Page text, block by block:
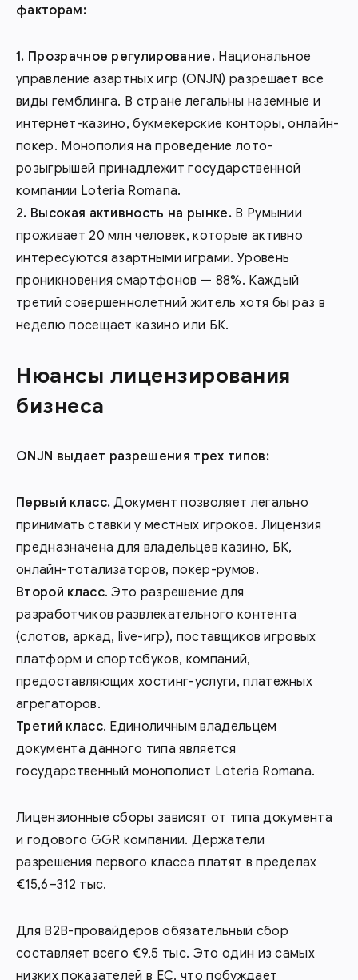
факторам:
Прозрачное регулирование.Национальное
управление азартных игр (ONJN) разрешает все
виды гемблинга. В стране легальны наземные и
интернет-казино, букмекерские конторы, онлайн-
покер. Монополия на проведение лото-
розыгрышей принадлежит государственной
компании Loteria Romana.
Высокая активность на рынке.В Румынии
проживает 20 млн человек, которые активно
интересуются азартными играми. Уровень
проникновения смартфонов — 88%. Каждый
третий совершеннолетний житель хотя бы раз в
неделю посещает казино или БК.
Нюансы лицензирования
бизнеса
ONJN выдает разрешения трех типов:
Первый класс. Документ позволяет легально
принимать ставки у местных игроков. Лицензия
предназначена для владельцев казино, БК,
онлайн-тотализаторов, покер-румов.
Второй класс. Это разрешение для
разработчиков развлекательного контента
(слотов, аркад, live-игр), поставщиков игровых
платформ и спортсбуков, компаний,
предоставляющих хостинг-услуги, платежных
агрегаторов.
Третий класс. Единоличным владельцем
документа данного типа является
государственный монополист Loteria Romana.
Лицензионные сборы зависят от типа документа
и годового GGR компании. Держатели
разрешения первого класса платят в пределах
€15,6–312 тыс.
Для В2В-провайдеров обязательный сбор
составляет всего €9,5 тыс. Это один из самых
низких показателей в ЕС, что побуждает